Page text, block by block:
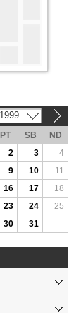
1999
PT SB
ND
2 3
4
9 10
11
16 17
18
23 24
25
30 31